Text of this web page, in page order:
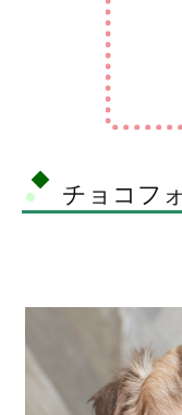
チョコフ